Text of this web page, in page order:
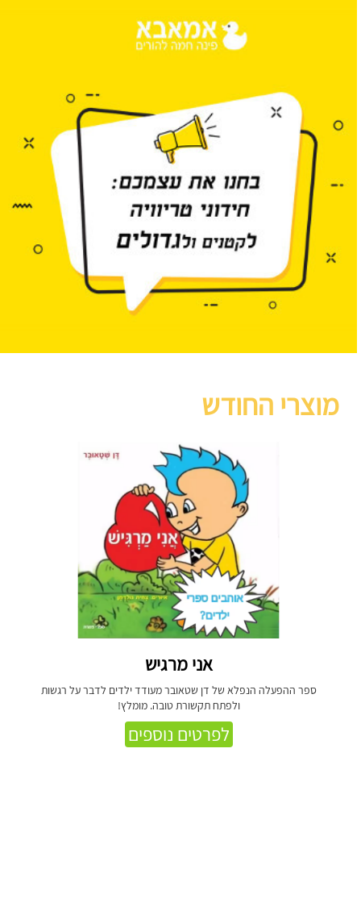
מוצרי החודש
אני מרגיש
ספר ההפעלה הנפלא של דן שטאובר מעודד ילדים לדבר על רגשות
ולפתח תקשורת טובה. מומלץ!
לפרטים נוספים